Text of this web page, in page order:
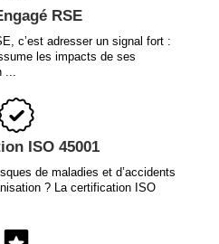
RSE
c’est adresser un signal fort :
les impacts de ses
...
ISO 45001
de maladies et d’accidents
? La certification ISO